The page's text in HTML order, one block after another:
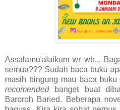
Assalamu'alaikum wr wb...
semua??? Sudah baca buku
masih bingung mau baca
recomendedbanget buat
Baroroh Baried. Beberapa